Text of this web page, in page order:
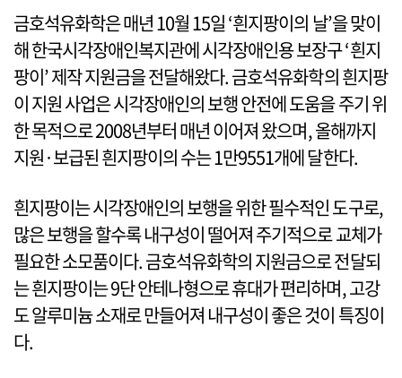
금호석유화학은 매년 10월 15일 ‘흰지팡이의 날’을 맞이
해 한국시각장애인복지관에 시각장애인용 보장구 ‘흰지
팡이’ 제작 지원금을 전달해왔다. 금호석유화학의 흰지팡
이 지원 사업은 시각장애인의 보행 안전에 도움을 주기 위
한 목적으로 2008년부터 매년 이어져 왔으며, 올해까지
지원·보급된 흰지팡이의 수는 1만9551개에 달한다.
흰지팡이는 시각장애인의 보행을 위한 필수적인 도구로,
많은 보행을 할수록 내구성이 떨어져 주기적으로 교체가
필요한 소모품이다. 금호석유화학의 지원금으로 전달되
는 흰지팡이는 9단 안테나형으로 휴대가 편리하며, 고강
도 알루미늄 소재로 만들어져 내구성이 좋은 것이 특징이
다.